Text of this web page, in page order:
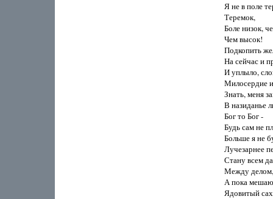
Я не в поле
Теремок,
Боле низок,
Чем высок!
Подкопить
На сейчас и
И уплыло,
Милосердие
Знать, меня
В назиданье
Бог то Бог -
Будь сам не
Больше я не
Лучезарнее
Стану всем
Между
А пока
Ядовитый